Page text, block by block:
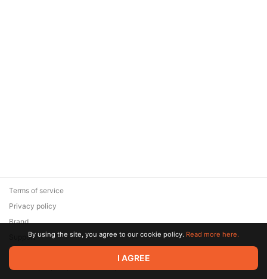
© 2026 Zaya Solutions Limited. All rights reserved. All trademarks
are the property of their respective owners.
Terms of service
Privacy policy
Brand
SupportBy using the site, you agree to our cookie policy. Read more here.
I AGREE